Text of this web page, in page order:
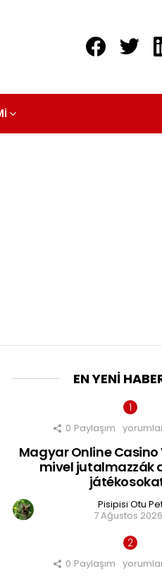
EN YENI
0 Paylaşım
Magyar
Casino
VIP
mivel
a
için
Magyar Online Casino
mivel jutalmazzák
Pisipisi Otu
7 Ağustos
0 Paylaşım
Your